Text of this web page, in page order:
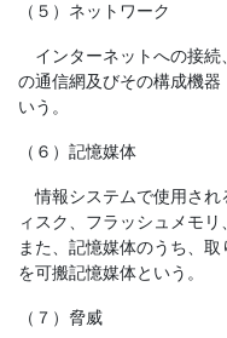
（５）ネットワーク
インターネットへの接続
の通信網及びその構成機
いう。
（６）記憶媒体
情報システムで使用され
ィスク、フラッシュメモリ
また、記憶媒体のうち、
を可搬記憶媒体という。
（７）脅威